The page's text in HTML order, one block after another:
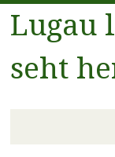
Lugau
seht